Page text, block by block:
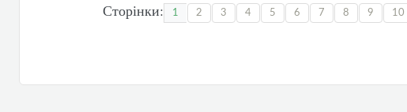
Сторінки: 1 2 3 4 5 6 7 8 9 10